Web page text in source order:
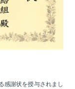
感謝状を授与されまし